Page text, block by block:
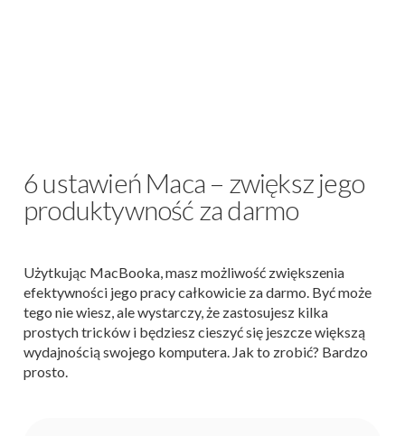
6 ustawień Maca – zwiększ jego
produktywność za darmo
Użytkując MacBooka, masz możliwość zwiększenia
efektywności jego pracy całkowicie za darmo. Być może
tego nie wiesz, ale wystarczy, że zastosujesz kilka
prostych tricków i będziesz cieszyć się jeszcze większą
wydajnością swojego komputera. Jak to zrobić? Bardzo
prosto.